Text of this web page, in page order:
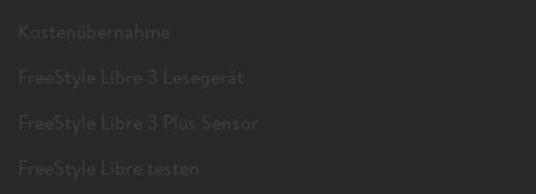
Kostenübernahme
FreeStyle Libre 3 Lesegerät
FreeStyle Libre 3 Plus Sensor
FreeStyle Libre testen